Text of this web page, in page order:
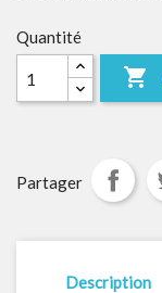
Quantité

Partager
Description